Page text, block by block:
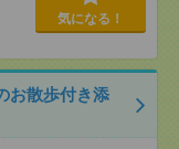
気になる！
お散歩付き添